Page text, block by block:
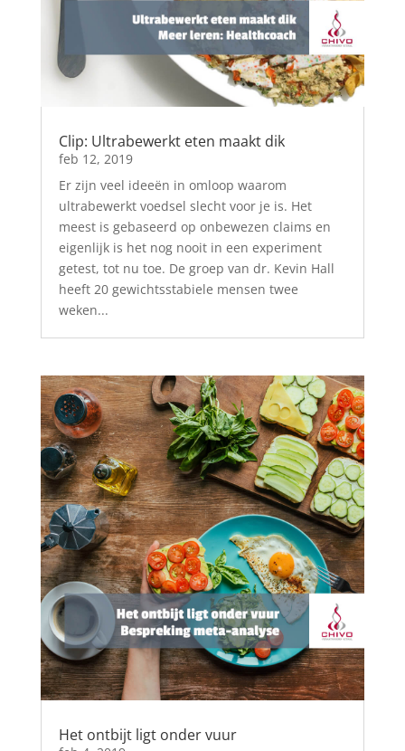
Clip: Ultrabewerkt eten maakt dik
feb 12, 2019
Er zijn veel ideeën in omloop waarom
ultrabewerkt voedsel slecht voor je is. Het
meest is gebaseerd op onbewezen claims en
eigenlijk is het nog nooit in een experiment
getest, tot nu toe. De groep van dr. Kevin Hall
heeft 20 gewichtsstabiele mensen twee
weken...
Het ontbijt ligt onder vuur